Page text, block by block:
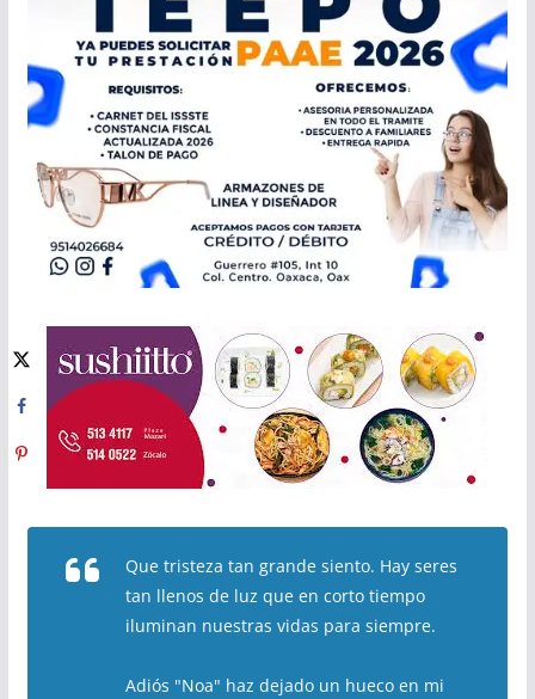
Que tristeza tan grande siento. Hay seres
tan llenos de luz que en corto tiempo
iluminan nuestras vidas para siempre.
Adiós "Noa" haz dejado un hueco en mi